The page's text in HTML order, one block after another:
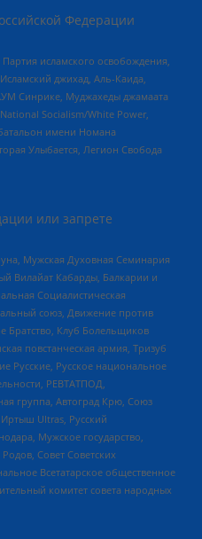
Федерации
исламского освобождения,
джихад, Аль-Каида,
Синрике, Муджахеды джамаата
Socialism/White Power,
имени Номана
Улыбается, Легион Свобода
или запрете
Мужская Духовная Семинария
Вилайат Кабарды, Балкарии и
Социалистическая
союз, Движение против
Братство, Клуб Болельщиков
повстанческая армия, Тризуб
Русские, Русское национальное
РЕВТАТПОД,
группа, Автоград Крю, Союз
Ultras, Русский
Мужское государство,
Совет Советских
Всетатарское общественное
комитет совета народных